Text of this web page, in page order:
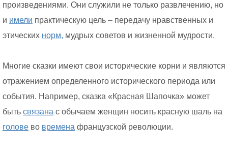
произведениями. Они служили не только развлечению, но
и имели практическую цель – передачу нравственных и
этических норм, мудрых советов и жизненной мудрости.
Многие сказки имеют свои исторические корни и являются
отражением определенного исторического периода или
события. Например, сказка «Красная Шапочка» может
быть связана с обычаем женщин носить красную шаль на
голове во времена французской революции.